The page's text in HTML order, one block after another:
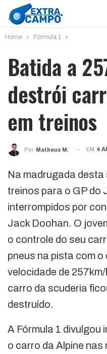
Home Fórmula 1
Batida a
destrói
em treinos
Por Matheus M. EM 4
Na madrugada
treinos para o GP do
interrompidos por
Jack Doohan. O
o controle do seu
pneus na pista com
velocidade de
carro da scuderia
destruído.
A Fórmula 1 divulgou
o carro da Alpine nas